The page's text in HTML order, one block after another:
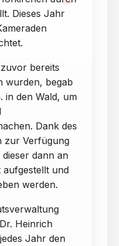
Dieses Jahr
bereits
wurden, begab
in den Wald, um
Dank des
zur Verfügung
dann an
aufgestellt und
werden.
Heinrich
Jahr den